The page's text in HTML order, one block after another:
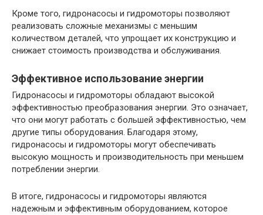
Кроме того, гидронасосы и гидромоторы позволяют
реализовать сложные механизмы с меньшим
количеством деталей, что упрощает их конструкцию и
снижает стоимость производства и обслуживания.
Эффективное использование энергии
Гидронасосы и гидромоторы обладают высокой
эффективностью преобразования энергии. Это означает,
что они могут работать с большей эффективностью, чем
другие типы оборудования. Благодаря этому,
гидронасосы и гидромоторы могут обеспечивать
высокую мощность и производительность при меньшем
потреблении энергии.
В итоге, гидронасосы и гидромоторы являются
надежным и эффективным оборудованием, которое